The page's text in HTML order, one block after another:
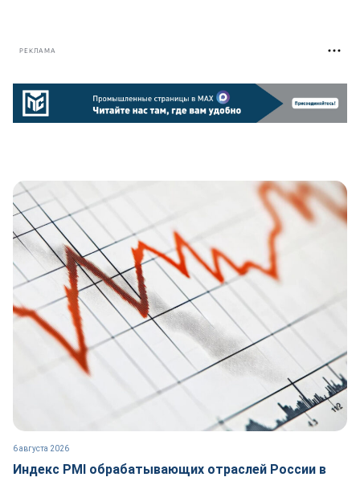
РЕКЛАМА
6 августа 2026
Индекс PMI обрабатывающих отраслей России в